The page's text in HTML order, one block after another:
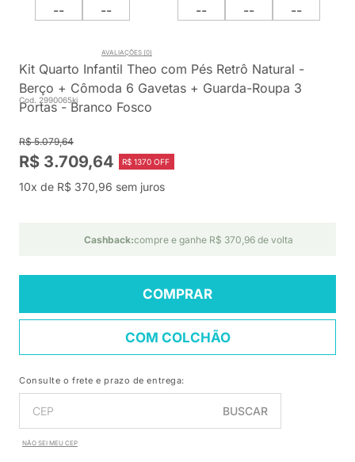
Kit Quarto Infantil Theo com Pés Retrô Natural -
Berço + Cômoda 6 Gavetas + Guarda-Roupa 3
Portas - Branco Fosco
Cod. 2990065ki
AVALIAÇÕES (0)
R$ 5.079,64
R$ 3.709,64 R$ 1370 OFF
10x de R$ 370,96 sem juros
Cashback:compre e ganhe R$ 370,96 de volta
COMPRAR
COM COLCHÃO
Consulte o frete e prazo de entrega:
BUSCAR
NÃO SEI MEU CEP